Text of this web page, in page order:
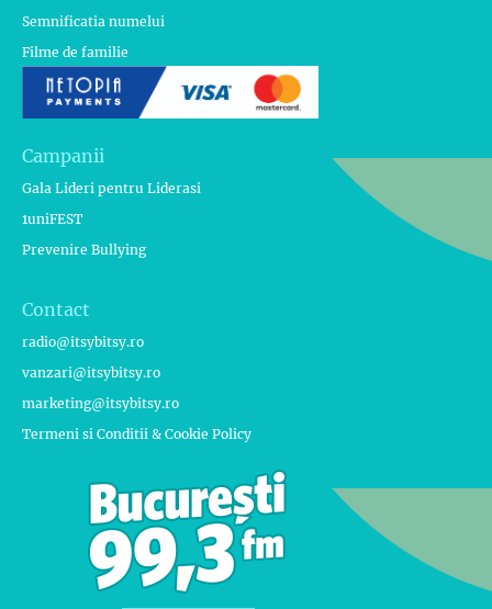
Semnificatia numelui
Filme de familie
Campanii
Gala Lideri pentru Liderasi
1uniFEST
Prevenire Bullying
Contact
radio@itsybitsy.ro
vanzari@itsybitsy.ro
marketing@itsybitsy.ro
Termeni si Conditii & Cookie Policy